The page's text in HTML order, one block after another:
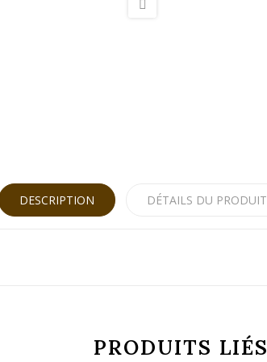
DESCRIPTION DÉTAILS DU PRODUIT
3176242803635
PRODUITS LIÉS